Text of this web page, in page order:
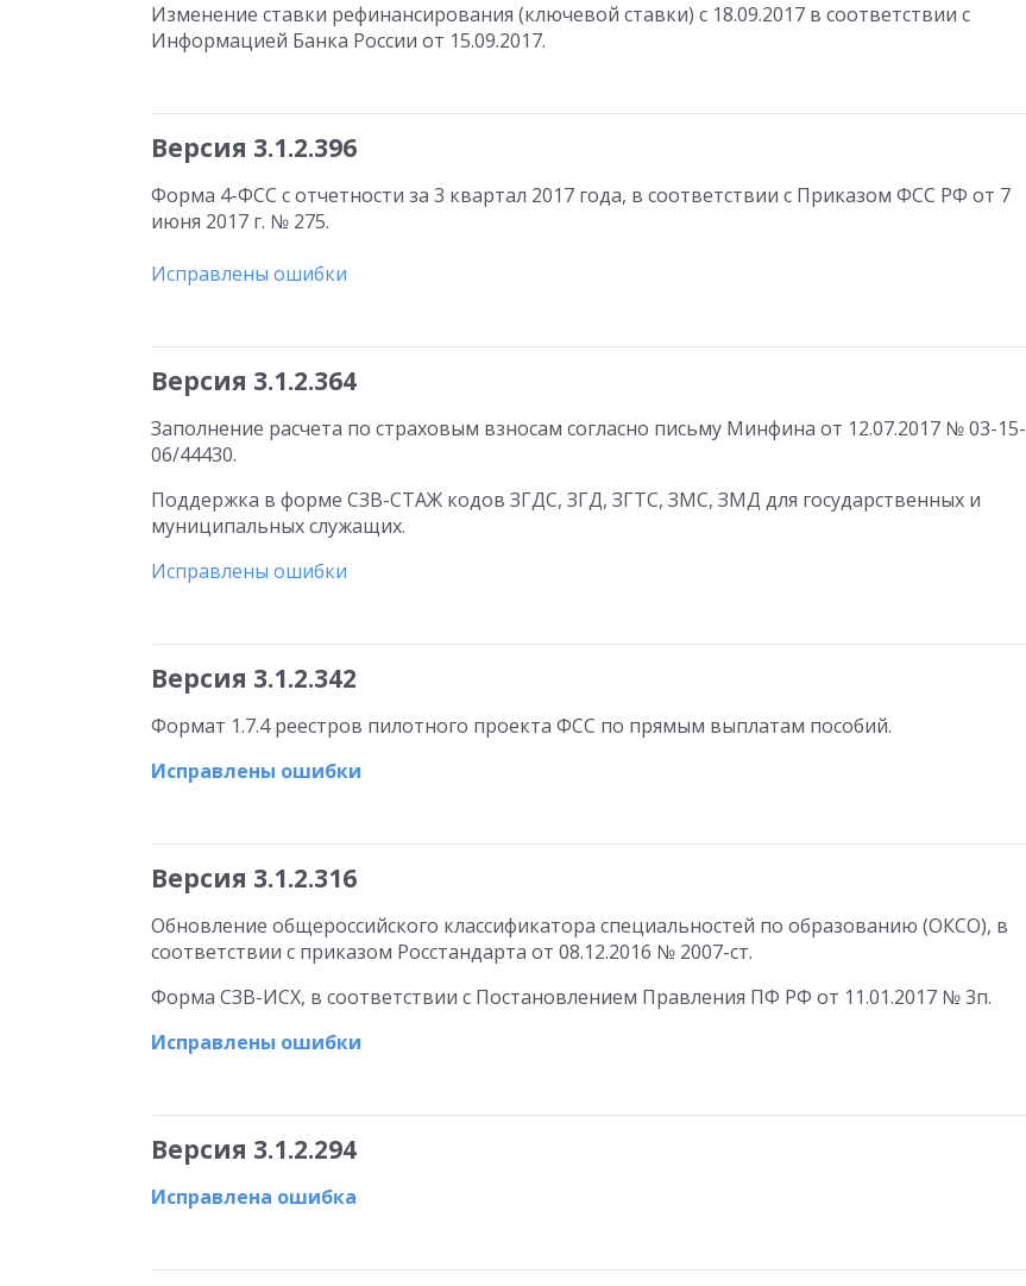
Изменение ставки рефинансирования (ключевой ставки) с 18.09.2017 в соответствии с
Информацией Банка России от 15.09.2017.
Версия 3.1.2.396
Форма 4-ФСС с отчетности за 3 квартал 2017 года, в соответствии с Приказом ФСС РФ от 7
июня 2017 г. № 275.
Исправлены ошибки
Версия 3.1.2.364
Заполнение расчета по страховым взносам согласно письму Минфина от 12.07.2017 № 03-15-
06/44430.
Поддержка в форме СЗВ-СТАЖ кодов ЗГДС, ЗГД, ЗГТС, ЗМС, ЗМД для государственных и
муниципальных служащих.
Исправлены ошибки
Версия 3.1.2.342
Формат 1.7.4 реестров пилотного проекта ФСС по прямым выплатам пособий.
Исправлены ошибки
Версия 3.1.2.316
Обновление общероссийского классификатора специальностей по образованию (ОКСО), в
соответствии с приказом Росстандарта от 08.12.2016 № 2007-ст.
Форма СЗВ-ИСХ, в соответствии с Постановлением Правления ПФ РФ от 11.01.2017 № 3п.
Исправлены ошибки
Версия 3.1.2.294
Исправлена ошибка